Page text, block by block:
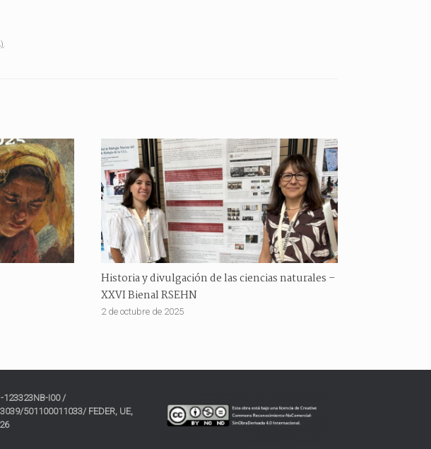
Historia y divulgación de las ciencias naturales –
XXVI Bienal RSEHN
2 de octubre de 2025
123323NB-I00 /
501100011033/ FEDER, UE,